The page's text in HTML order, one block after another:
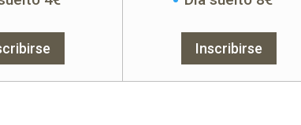
Inscribirse